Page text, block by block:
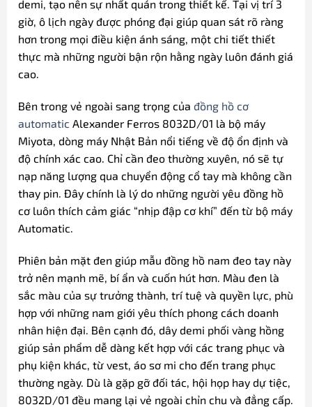
demi, tạo nên sự nhất quán trong thiết kế. Tại vị trí 3
giờ, ô lịch ngày được phóng đại giúp quan sát rõ ràng
hơn trong mọi điều kiện ánh sáng, một chi tiết thiết
thực mà những người bận rộn hằng ngày luôn đánh giá
cao.
Bên trong vẻ ngoài sang trọng của đồng hồ cơ
automatic Alexander Ferros 8032D/01 là bộ máy
Miyota, dòng máy Nhật Bản nổi tiếng về độ ổn định và
độ chính xác cao. Chỉ cần đeo thường xuyên, nó sẽ tự
nạp năng lượng qua chuyển động cổ tay mà không cần
thay pin. Đây chính là lý do những người yêu đồng hồ
cơ luôn thích cảm giác “nhịp đập cơ khí” đến từ bộ máy
Automatic.
Phiên bản mặt đen giúp mẫu đồng hồ nam đeo tay này
trở nên mạnh mẽ, bí ẩn và cuốn hút hơn. Màu đen là
sắc màu của sự trưởng thành, trí tuệ và quyền lực, phù
hợp với những nam giới yêu thích phong cách doanh
nhân hiện đại. Bên cạnh đó, dây demi phối vàng hồng
giúp sản phẩm dễ dàng kết hợp với các trang phục và
phụ kiện khác, từ vest, áo sơ mi cho đến trang phục
thường ngày. Dù là gặp gỡ đối tác, hội họp hay dự tiệc,
8032D/01 đều mang lại vẻ ngoài chỉn chu và đẳng cấp.